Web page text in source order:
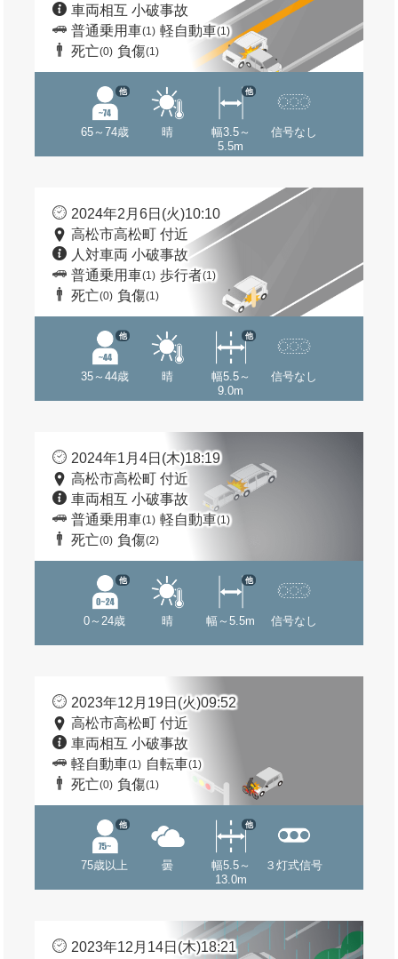
車両相互 小破事故
普通乗用車(1) 軽自動車(1)
死亡(0) 負傷(1)
65～74歳
他
晴
幅3.5～
5.5m
他
信号なし
2024年2月6日(火)10:10
高松市高松町 付近
人対車両 小破事故
普通乗用車(1) 歩行者(1)
死亡(0) 負傷(1)
35～44歳
他
晴
幅5.5～
9.0m
他
信号なし
2024年1月4日(木)18:19
高松市高松町 付近
車両相互 小破事故
普通乗用車(1) 軽自動車(1)
死亡(0) 負傷(2)
0～24歳
他
晴 幅～5.5m
他
信号なし
2023年12月19日(火)09:52
高松市高松町 付近
車両相互 小破事故
軽自動車(1) 自転車(1)
死亡(0) 負傷(1)
75歳以上
他
曇
幅5.5～
13.0m
他
３灯式信号
2023年12月14日(木)18:21